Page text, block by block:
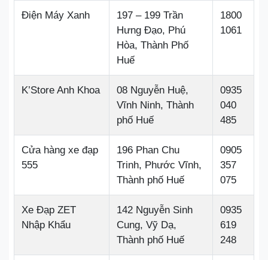
Điện Máy Xanh
197 – 199 Trần
Hưng Đạo, Phú
Hòa, Thành Phố
Huế
1800
1061
K’Store Anh Khoa
08 Nguyễn Huệ,
Vĩnh Ninh, Thành
phố Huế
0935
040
485
Cửa hàng xe đạp
555
196 Phan Chu
Trinh, Phước Vĩnh,
Thành phố Huế
0905
357
075
Xe Đạp ZET
Nhập Khẩu
142 Nguyễn Sinh
Cung, Vỹ Dạ,
Thành phố Huế
0935
619
248